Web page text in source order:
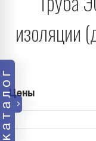
каталог
изоляции
Цены